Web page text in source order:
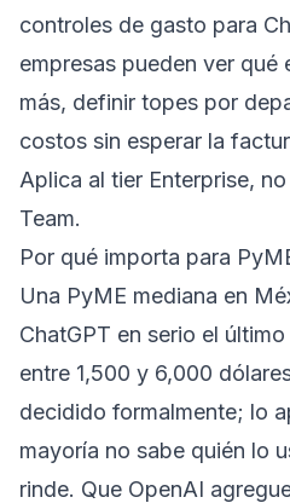
controles de gasto para
empresas pueden ver qué
más, definir topes por
costos sin esperar la
Aplica al tier Enterprise,
Team.
Por qué importa para
Una PyME mediana en
ChatGPT en serio el
entre 1,500 y 6,000
decidido formalmente; lo
mayoría no sabe quién lo
rinde. Que OpenAI